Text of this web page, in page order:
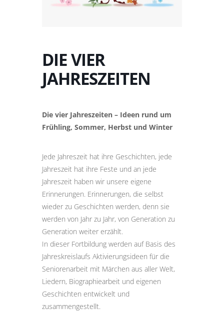
DIE VIER
JAHRESZEITEN
Die vier Jahreszeiten – Ideen rund um
Frühling, Sommer, Herbst und Winter
Jede Jahreszeit hat ihre Geschichten, jede
Jahreszeit hat ihre Feste und an jede
Jahreszeit haben wir unsere eigene
Erinnerungen. Erinnerungen, die selbst
wieder zu Geschichten werden, denn sie
werden von Jahr zu Jahr, von Generation zu
Generation weiter erzählt.
In dieser Fortbildung werden auf Basis des
Jahreskreislaufs Aktivierungsideen für die
Seniorenarbeit mit Märchen aus aller Welt,
Liedern, Biographiearbeit und eigenen
Geschichten entwickelt und
zusammengestellt.